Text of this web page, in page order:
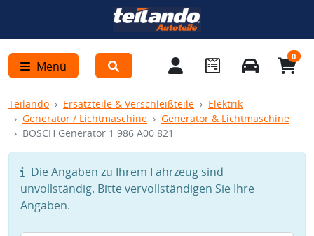
Menü
0
Teilando Ersatzteile & Verschleißteile
Elektrik
Generator / Lichtmaschine
Generator & Lichtmaschine
BOSCH Generator 1 986 A00 821
Die Angaben zu Ihrem Fahrzeug sind
unvollständig. Bitte vervollständigen Sie Ihre
Angaben.